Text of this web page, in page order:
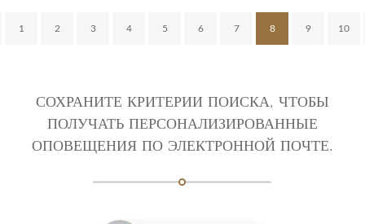
1 2 3 4 5 6 7 8 9 10
СОХРАНИТЕ КРИТЕРИИ ПОИСКА, ЧТОБЫ
ПОЛУЧАТЬ ПЕРСОНАЛИЗИРОВАННЫЕ
ОПОВЕЩЕНИЯ ПО ЭЛЕКТРОННОЙ ПОЧТЕ.